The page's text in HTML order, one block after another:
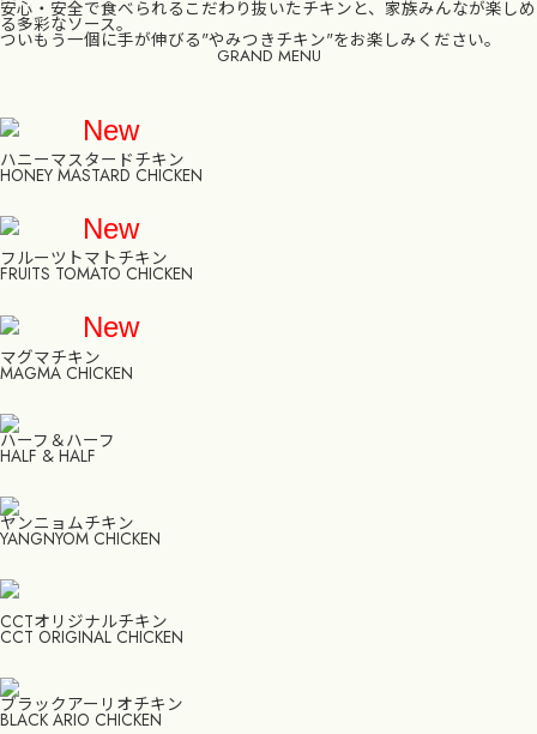
安心・安全で食べられるこだわり抜いたチキンと、家族みんなが楽しめ
る多彩なソース。
ついもう一個に手が伸びる"やみつきチキン"をお楽しみください。
GRAND MENU
New
ハニーマスタードチキン
HONEY MASTARD CHICKEN
New
フルーツトマトチキン
FRUITS TOMATO CHICKEN
New
マグマチキン
MAGMA CHICKEN
ハーフ＆ハーフ
HALF & HALF
ヤンニョムチキン
YANGNYOM CHICKEN
CCTオリジナルチキン
CCT ORIGINAL CHICKEN
ブラックアーリオチキン
BLACK ARIO CHICKEN